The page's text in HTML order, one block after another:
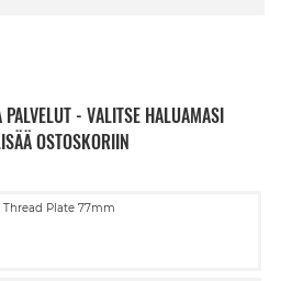
PALVELUT - VALITSE HALUAMASI
OSTOSKORIIN
Thread Plate 77mm